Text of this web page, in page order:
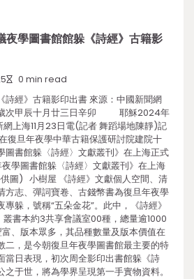
夜學圖書館館躲《詩經》古籍影
0 min read
詩經》古籍影印出書 來源：中國新聞網
歲次甲辰十月廿三日辛卯 耶穌2024年
上海11月23日電(記者 舞蹈場地陳靜)記
復旦年夜學中華古籍保護研討院建院十
圖書館躲〈詩經〉文獻叢刊》在上海正式
學圖書館躲〈詩經〉文獻叢刊》在上海
圖) 小樹屋 《詩經》文獻個人空間、清
方志、彈詞寶卷、古錢幣書為復旦年夜學
躲，號稱“五朵金花”。此中，《詩經》
書本約3共享會議室00種，總量逾1000
富、版本眾多，其品種數量及版本價值在
二，是今朝復旦年夜學圖書館最主要的特
當日表現，初次周全影印出書館躲《詩
于世，將為學界呈現第一手實物資料。